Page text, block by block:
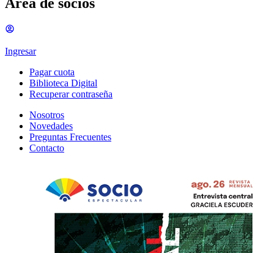
Área de socios
Ingresar
Pagar cuota
Biblioteca Digital
Recuperar contraseña
Nosotros
Novedades
Preguntas Frecuentes
Contacto